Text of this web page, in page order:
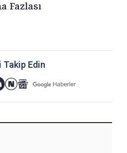
Fazlası
Takip Edin